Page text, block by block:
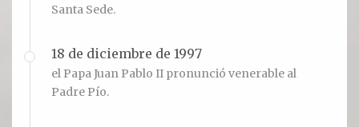
Santa Sede.
18 de diciembre de 1997
el Papa Juan Pablo II pronunció venerable al
Padre Pío.